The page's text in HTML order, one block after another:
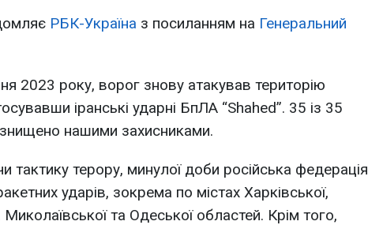
РБК-Україна з посиланням на Генеральний
2023 року, ворог знову атакував територію
іранські ударні БпЛА “Shahed”. 35 із 35
нашими захисниками.
тактику терору, минулої доби російська федерація
ударів, зокрема по містах Харківської,
та Одеської областей. Крім того,